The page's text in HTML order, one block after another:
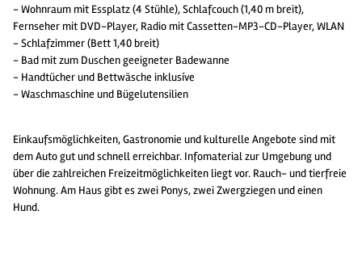
- Wohnraum mit Essplatz (4 Stühle), Schlafcouch (1,40 m breit),
Fernseher mit DVD-Player, Radio mit Cassetten-MP3-CD-Player, WLAN
- Schlafzimmer (Bett 1,40 breit)
- Bad mit zum Duschen geeigneter Badewanne
- Handtücher und Bettwäsche inklusíve
- Waschmaschine und Bügelutensilien
Einkaufsmöglichkeiten, Gastronomie und kulturelle Angebote sind mit
dem Auto gut und schnell erreichbar. Infomaterial zur Umgebung und
über die zahlreichen Freizeitmöglichkeiten liegt vor. Rauch- und tierfreie
Wohnung. Am Haus gibt es zwei Ponys, zwei Zwergziegen und einen
Hund.